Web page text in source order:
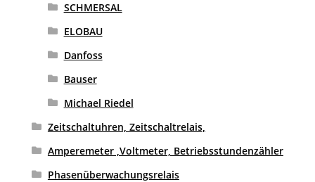
SCHMERSAL
ELOBAU
Danfoss
Bauser
Michael Riedel
Zeitschaltuhren, Zeitschaltrelais,
Amperemeter ,Voltmeter, Betriebsstundenzähler
Phasenüberwachungsrelais